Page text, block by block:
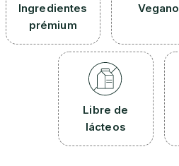
Ingredientes
prémium
Vegano
Libre de
lácteos